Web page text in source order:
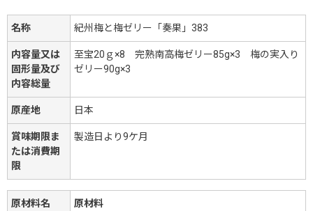
名称 紀州梅と梅ゼリー「奏果」383
内容量又は
固形量及び
内容総量
至宝20ｇ×8 完熟南高梅ゼリー85g×3 梅の実入り
ゼリー90g×3
原産地 日本
賞味期限ま
たは消費期
限
製造日より9ケ月
原材料名
原材料